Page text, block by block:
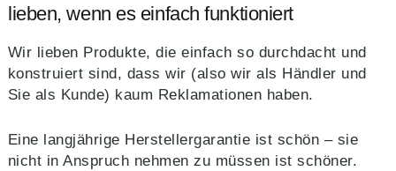
lieben, wenn es einfach funktioniert
Wir lieben Produkte, die einfach so durchdacht und
konstruiert sind, dass wir (also wir als Händler und
Sie als Kunde) kaum Reklamationen haben.
Eine langjährige Herstellergarantie ist schön – sie
nicht in Anspruch nehmen zu müssen ist schöner.